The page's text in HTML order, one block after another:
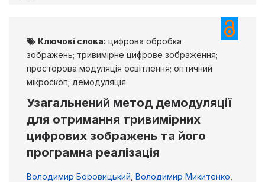
Ключові слова: цифрова обробка
зображень; тривимірне цифрове зображення;
просторова модуляція освітлення; оптичний
мікроскоп; демодуляція
Узагальнений метод демодуляції
для отримання тривимірних
цифрових зображень та його
програмна реалізація
Володимир Боровицький Володимир Микитенко